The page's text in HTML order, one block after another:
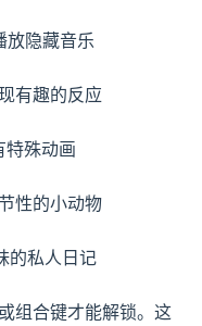
放隐藏音乐
有趣的反应
特殊动画
性的小动物
的私人日记
组合键才能解锁。这